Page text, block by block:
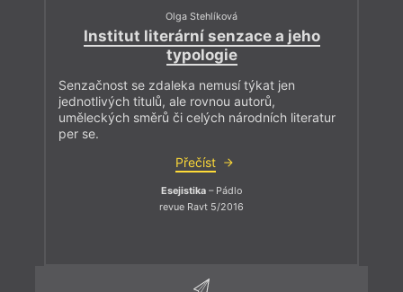
Olga Stehlíková
Institut literární senzace a jeho
typologie
Senzačnost se zdaleka nemusí týkat jen
jednotlivých titulů, ale rovnou autorů,
uměleckých směrů či celých národních literatur
per se.
Přečíst
Esejistika – Pádlo
revue Ravt 5/2016